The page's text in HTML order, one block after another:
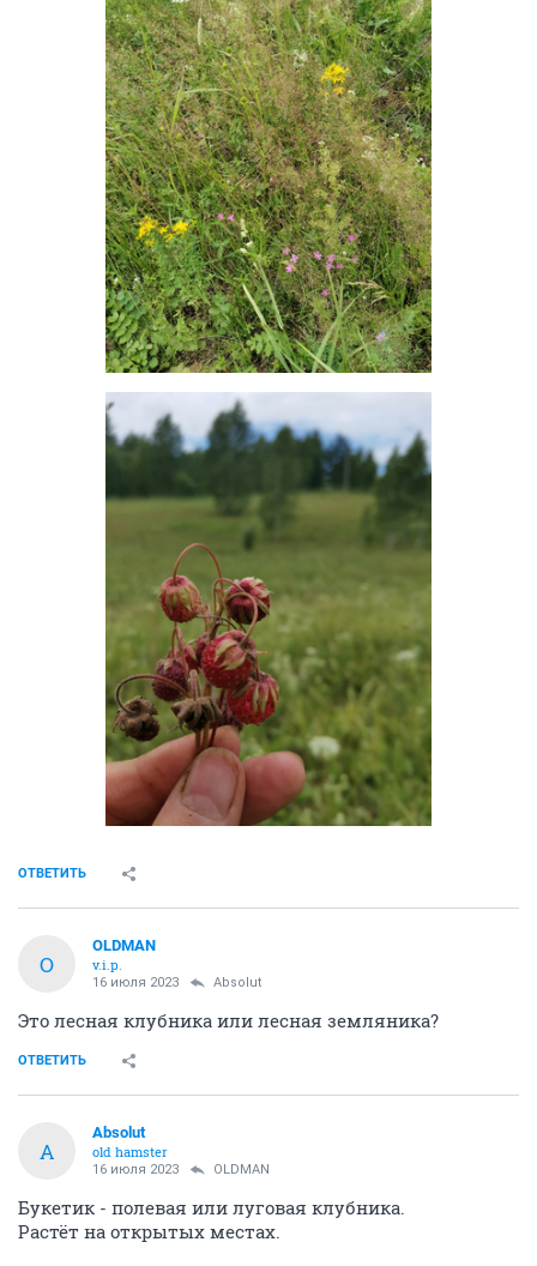
ОТВЕТИТЬ
O
OLDMAN
v.i.p.
16 июля 2023 Absolut
Это лесная клубника или лесная земляника?
ОТВЕТИТЬ
A
Absolut
old hamster
16 июля 2023 OLDMAN
Букетик - полевая или луговая клубника.
Растёт на открытых местах.